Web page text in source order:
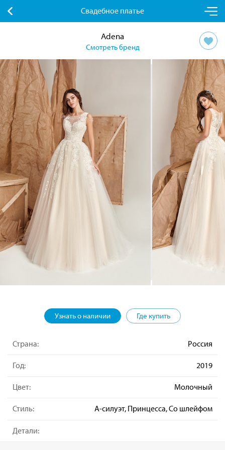
Свадебное платье
Adena
Смотреть бренд
Узнать о наличии Где купить
Страна: Россия
Год: 2019
Цвет: Молочный
Стиль: А-силуэт, Принцесса, Со шлейфом
Детали: